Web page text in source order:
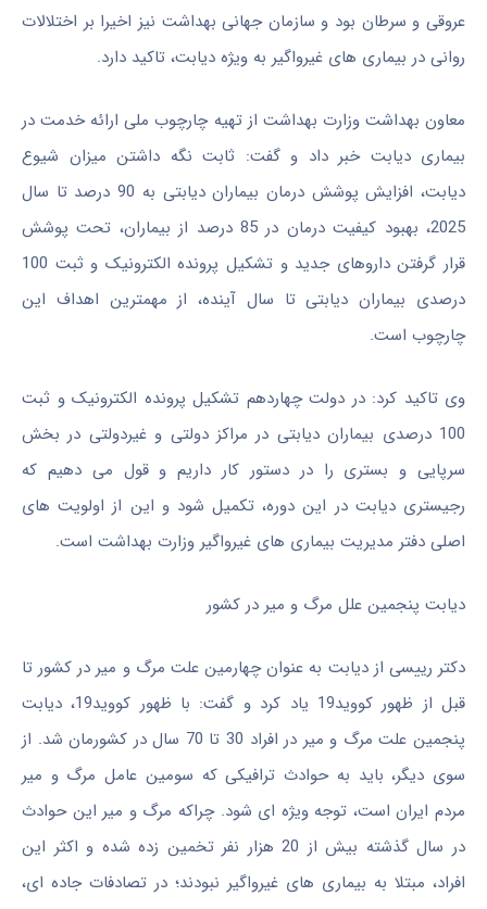
عروقی و سرطان بود و سازمان جهانی بهداشت نیز اخیرا بر اختلالات
روانی در بیماری های غیرواگیر به ویژه دیابت، تاکید دارد.
معاون بهداشت وزارت بهداشت از تهیه چارچوب ملی ارائه خدمت در
بیماری دیابت خبر داد و گفت: ثابت نگه داشتن میزان شیوع
دیابت، افزایش پوشش درمان بیماران دیابتی به 90 درصد تا سال
2025، بهبود کیفیت درمان در 85 درصد از بیماران، تحت پوشش
قرار گرفتن داروهای جدید و تشکیل پرونده الکترونیک و ثبت 100
درصدی بیماران دیابتی تا سال آینده، از مهمترین اهداف این
چارچوب است.
وی تاکید کرد: در دولت چهاردهم تشکیل پرونده الکترونیک و ثبت
100 درصدی بیماران دیابتی در مراکز دولتی و غیردولتی در بخش
سرپایی و بستری را در دستور کار داریم و قول می دهیم که
رجیستری دیابت در این دوره، تکمیل شود و این از اولویت های
اصلی دفتر مدیریت بیماری های غیرواگیر وزارت بهداشت است.
دیابت پنجمین علل مرگ و میر در کشور
دکتر رییسی از دیابت به عنوان چهارمین علت مرگ و میر در کشور تا
قبل از ظهور کووید19 یاد کرد و گفت: با ظهور کووید19، دیابت
پنجمین علت مرگ و میر در افراد 30 تا 70 سال در کشورمان شد. از
سوی دیگر، باید به حوادث ترافیکی که سومین عامل مرگ و میر
مردم ایران است، توجه ویژه ای شود. چراکه مرگ و میر این حوادث
در سال گذشته بیش از 20 هزار نفر تخمین زده شده و اکثر این
افراد، مبتلا به بیماری های غیرواگیر نبودند؛ در تصادفات جاده ای،